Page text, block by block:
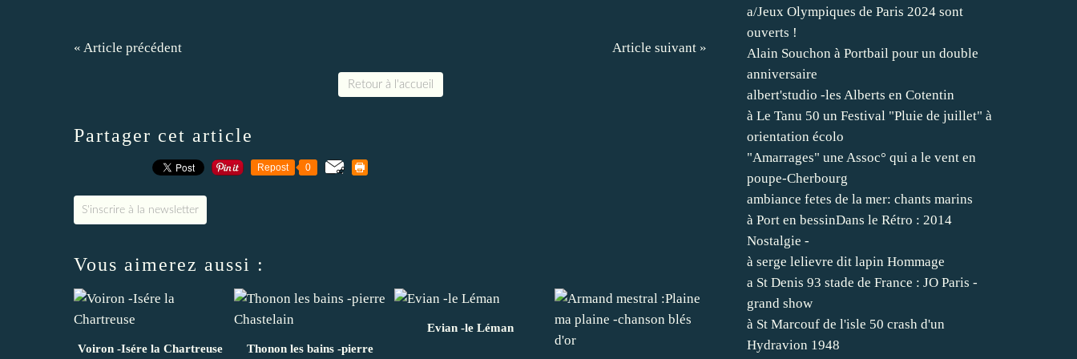
« Article précédent Article suivant »
Retour à l'accueil
Partager cet article
Repost 0
S'inscrire à la newsletter
Vous aimerez aussi :
Voiron -Isére la Chartreuse Thonon les bains -pierre
Evian -le Léman
a/Jeux Olympiques de Paris 2024 sont
ouverts !
Alain Souchon à Portbail pour un double
anniversaire
albert'studio -les Alberts en Cotentin
à Le Tanu 50 un Festival "Pluie de juillet" à
orientation écolo
"Amarrages" une Assoc° qui a le vent en
poupe-Cherbourg
ambiance fetes de la mer: chants marins
à Port en bessinDans le Rétro : 2014
Nostalgie -
à serge lelievre dit lapin Hommage
a St Denis 93 stade de France : JO Paris -
grand show
à St Marcouf de l'isle 50 crash d'un
Hydravion 1948